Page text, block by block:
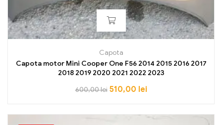
Capota
Capota motor Mini Cooper One F56 2014 2015 2016 2017
2018 2019 2020 2021 2022 2023
600,00lei 510,00 lei